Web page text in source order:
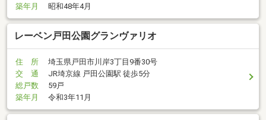
築年月
昭和48年4月
レーベン戸田公園グランヴァリオ
住 所
埼玉県戸田市川岸3丁目9番30号
交 通
JR埼京線 戸田公園駅 徒歩5分
総戸数
59戸
築年月
令和3年11月